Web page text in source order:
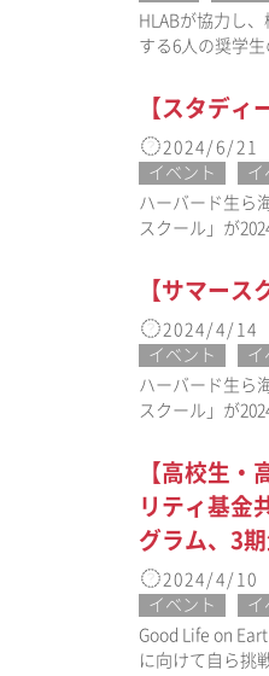
HLABが協力し
する6人の奨学
【スタデ
2024/6/21
イベント
イ
ハーバード生ら
スクール」が
【サマー
2024/4/14
イベント
イ
ハーバード生ら
スクール」が
【高校生
リティ基金
グラム、3
2024/4/10
イベント
イ
Good Life on
に向けて自ら挑